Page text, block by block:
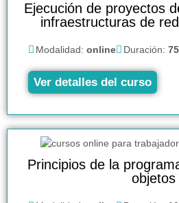
Ejecución de proyectos
infraestructuras de
Modalidad: online Duración:
Ver detalles del curso
Principios de la
objetos